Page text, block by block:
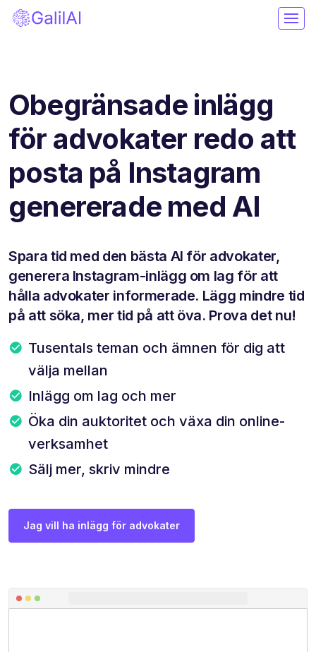
Obegränsade inlägg
för advokater redo att
posta på Instagram
genererade med AI
Spara tid med den bästa AI för advokater,
generera Instagram-inlägg om lag för att
hålla advokater informerade. Lägg mindre tid
på att söka, mer tid på att öva. Prova det nu!
Tusentals teman och ämnen för dig att
välja mellan
Inlägg om lag och mer
Öka din auktoritet och växa din online-
verksamhet
Sälj mer, skriv mindre
Jag vill ha inlägg för advokater